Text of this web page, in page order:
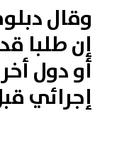
وقال
إن طلبا
أو دول
إجرائي